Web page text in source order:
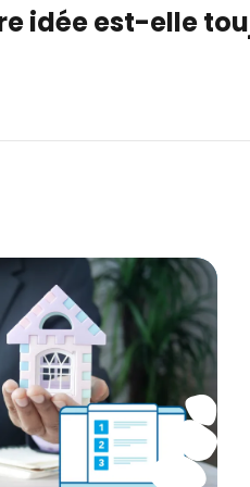
idée est-elle